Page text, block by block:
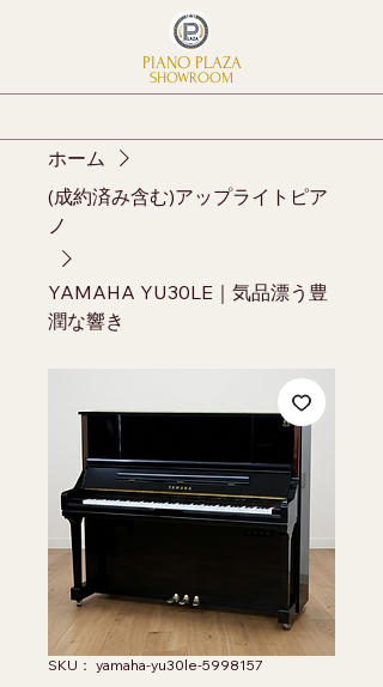
SHOWROOM
PIANO PLAZA
ホーム
(成約済み含む)アップライトピア
ノ
YAMAHA YU30LE｜気品漂う豊
潤な響き
SKU： yamaha-yu30le-5998157